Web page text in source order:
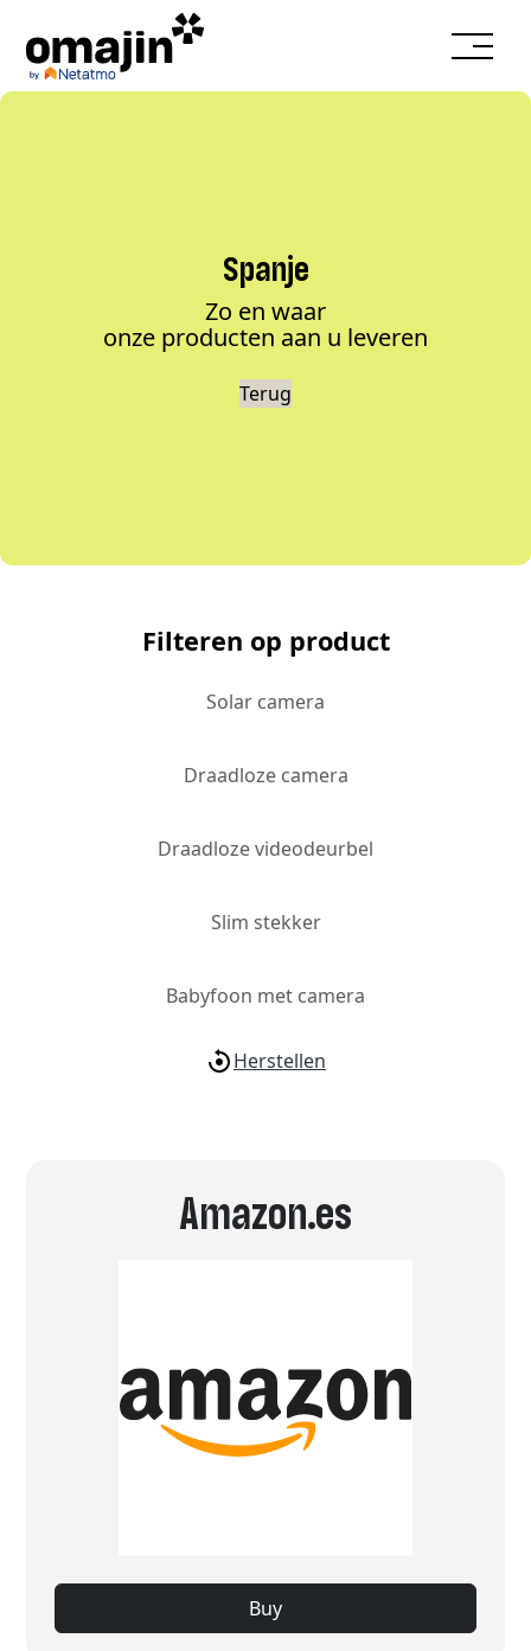
Spanje
Zo en waar
onze producten aan u leveren
Terug
Filteren op product
Solar camera
Draadloze camera
Draadloze videodeurbel
Slim stekker
Babyfoon met camera
Herstellen
Amazon.es
Buy